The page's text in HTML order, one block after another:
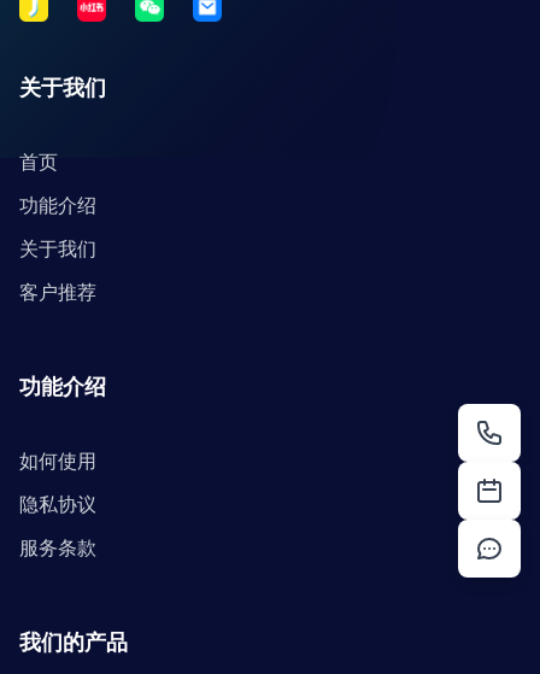
关于我们
首页
功能介绍
关于我们
客户推荐
功能介绍
如何使用
隐私协议
服务条款
我们的产品